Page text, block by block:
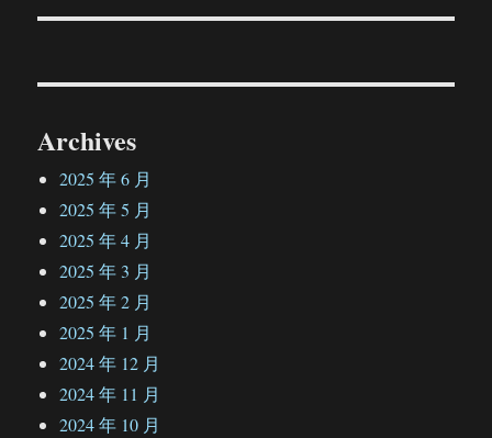
文
Archives
2025 年 6 月
2025 年 5 月
2025 年 4 月
2025 年 3 月
2025 年 2 月
2025 年 1 月
2024 年 12 月
2024 年 11 月
2024 年 10 月